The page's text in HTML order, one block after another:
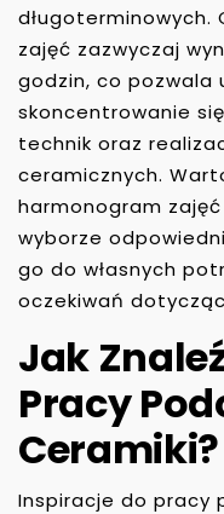
długoterminowych.
zajęć zazwyczaj
godzin, co pozwala
skoncentrowanie
technik oraz
ceramicznych.
harmonogram
wyborze
go do własnych
oczekiwań
Jak
Pracy
Ceramiki?
Inspiracje do pracy